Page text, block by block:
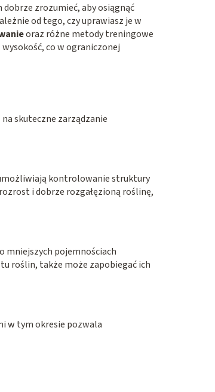
zrozumieć, aby osiągnąć
od tego, czy uprawiasz je w
oraz różne metody treningowe
wysokość, co w ograniczonej
skuteczne zarządzanie
kontrolowanie struktury
i dobrze rozgałęzioną roślinę,
mniejszych pojemnościach
roślin, także może zapobiegać ich
w tym okresie pozwala